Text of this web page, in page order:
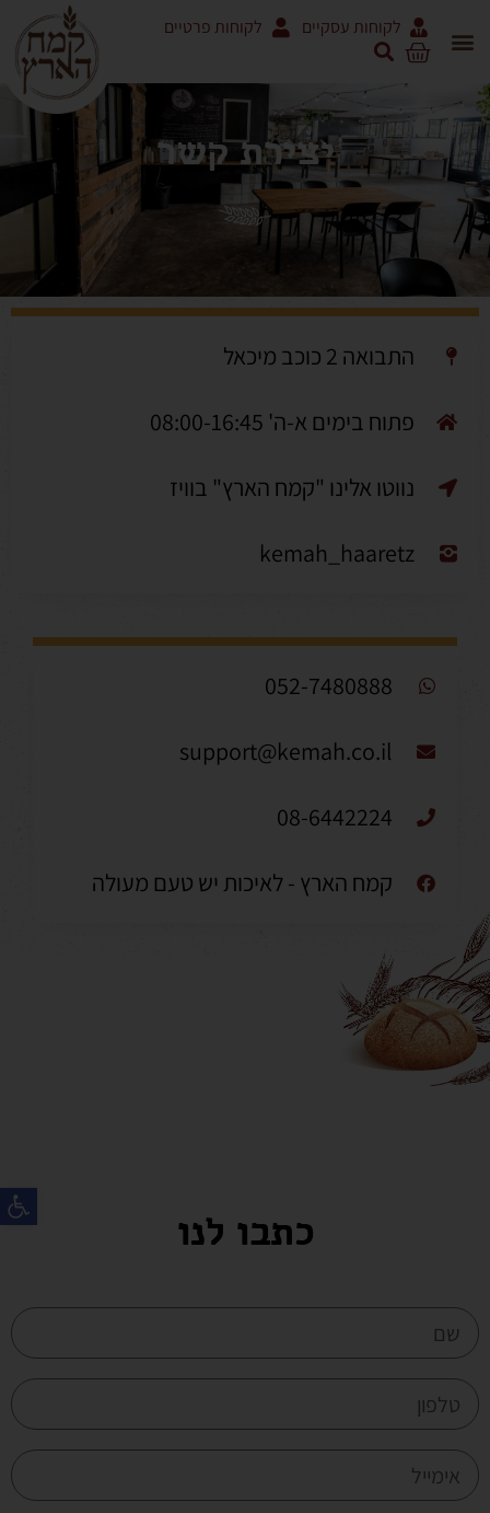
לקוחות עסקיים לקוחות פרטיים
יצירת קשר
התבואה 2 כוכב מיכאל
פתוח בימים א-ה' 08:00-16:45
נווטו אלינו "קמח הארץ" בוויז
kemah_haaretz
052-7480888
support@kemah.co.il
08-6442224
קמח הארץ - לאיכות יש טעם מעולה
כתבו לנו